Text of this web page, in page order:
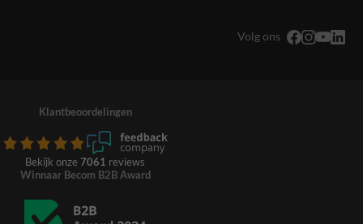
Volg ons
Klantbeoordelingen
Bekijk onze 7061 reviews
Winnaar Becom B2B Award